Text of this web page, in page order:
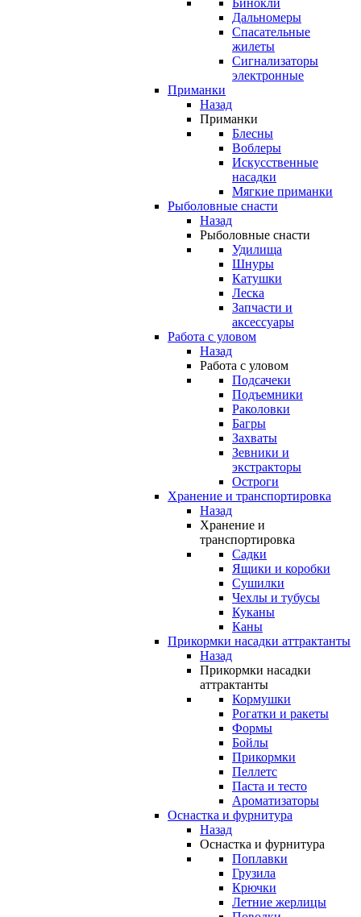
Бинокли
Дальномеры
Спасательные
жилеты
Сигнализаторы
электронные
Приманки
Назад
Приманки
Блесны
Воблеры
Искусственные
насадки
Мягкие приманки
Рыболовные снасти
Назад
Рыболовные снасти
Удилища
Шнуры
Катушки
Леска
Запчасти и
аксессуары
Работа с уловом
Назад
Работа с уловом
Подсачеки
Подъемники
Раколовки
Багры
Захваты
Зевники и
экстракторы
Остроги
Хранение и транспортировка
Назад
Хранение и
транспортировка
Садки
Ящики и коробки
Сушилки
Чехлы и тубусы
Куканы
Каны
Прикормки насадки аттрактанты
Назад
Прикормки насадки
аттрактанты
Кормушки
Рогатки и ракеты
Формы
Бойлы
Прикормки
Пеллетс
Паста и тесто
Ароматизаторы
Оснастка и фурнитура
Назад
Оснастка и фурнитура
Поплавки
Грузила
Крючки
Летние жерлицы